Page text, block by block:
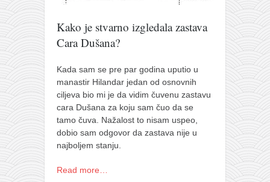
zabranjena istorija
ćirilica
porodične priče
umesto tvitera
kalendar srpski
azbuki i knjige
Okinava karate
najnovije na blogu
moje beleške
Kako je stvarno izgledala zastava
Cara Dušana?
Kada sam se pre par godina uputio u
manastir Hilandar jedan od osnovnih
ciljeva bio mi je da vidim čuvenu zastavu
cara Dušana za koju sam čuo da se
tamo čuva. Nažalost to nisam uspeo,
dobio sam odgovor da zastava nije u
najboljem stanju.
Read more…